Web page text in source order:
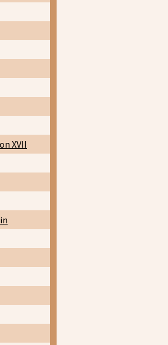
XVII